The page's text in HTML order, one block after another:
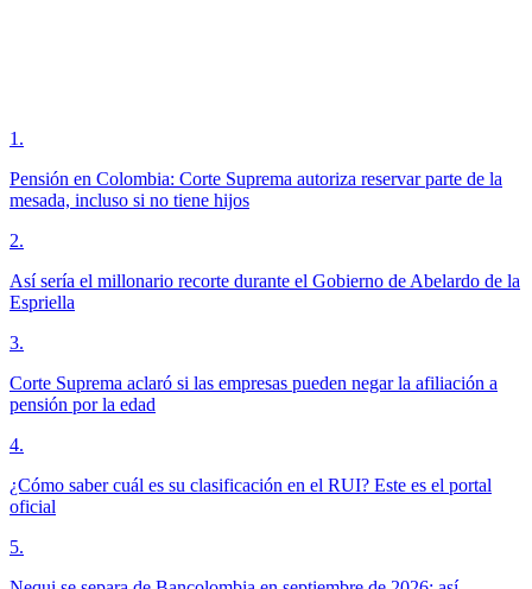
1 .
Pensión en Colombia: Corte Suprema autoriza reservar parte de la
mesada, incluso si no tiene hijos
2.
Así sería el millonario recorte durante el Gobierno de Abelardo de la
Espriella
3.
Corte Suprema aclaró si las empresas pueden negar la afiliación a
pensión por la edad
4.
¿Cómo saber cuál es su clasificación en el RUI? Este es el portal
oficial
5.